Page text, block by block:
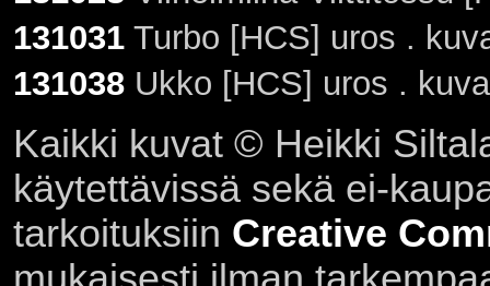
131031Turbo [HCS] uros .
131038Ukko [HCS] uros .
Kaikki kuvat © Heikki
käytettävissä sekä ei-
tarkoituksiin Creative